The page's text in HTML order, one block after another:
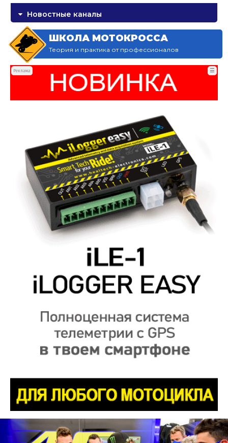
Новостные каналы
ШКОЛА МОТОКРОССА
Теория и практика от профессионалов
Реклама ☰